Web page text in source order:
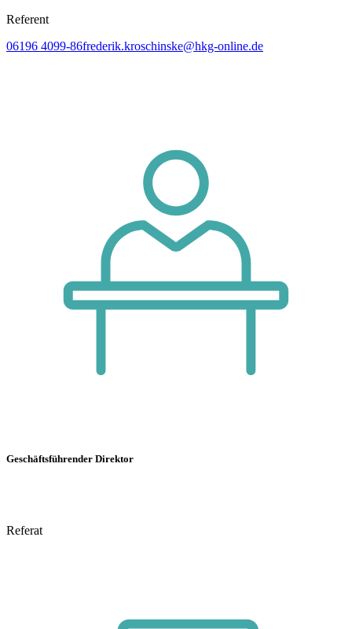
Referent
06196 4099-86frederik.kroschinske@hkg-online.de
Geschäftsführender Direktor
Referat